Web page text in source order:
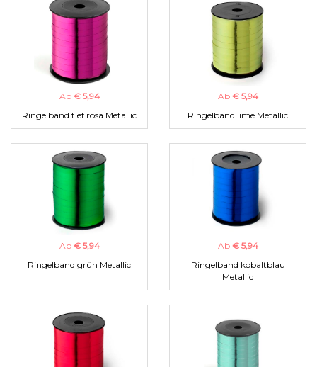
Ab € 5,94
Ringelband tief rosa Metallic
Ab € 5,94
Ringelband lime Metallic
Ab € 5,94
Ringelband grün Metallic
Ab € 5,94
Ringelband kobaltblau
Metallic